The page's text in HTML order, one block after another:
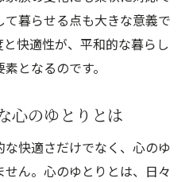
文住宅ポイント
時間にゆとりを生む工夫
える収納と動線設計
文住宅のゆとり設計
せた柔軟な住まい提案
資金計画の工夫
暮らせる点も大きな意義で
快適性が、平和的な暮らし
となるのです。
心のゆとりとは
快適さだけでなく、心のゆ
ん。心のゆとりとは、日々